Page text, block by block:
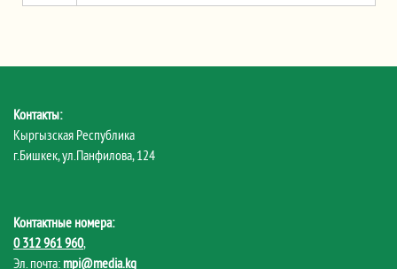
Контакты:
Кыргызская Республика
г.Бишкек, ул.Панфилова, 124
Контактные номера:
0 312 961 960,
Эл. почта: mpi@media.kg